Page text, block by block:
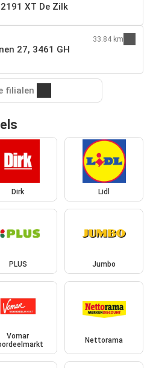
XT De Zilk
27, 3461 GH
33.84 km
filialen
Dirk Lidl
PLUS Jumbo
Vomar
Nettorama